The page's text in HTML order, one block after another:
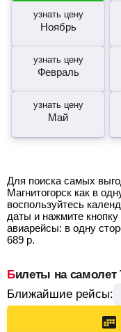
узнать цену
Ноябрь
узнать цену
Февраль
узнать цену
Май
Для поиска самых
Магнитогорск как в
воспользуйтесь
даты и нажмите
авиарейсы: в одну
689 р.
Билеты на
Ближайшие рейсы: